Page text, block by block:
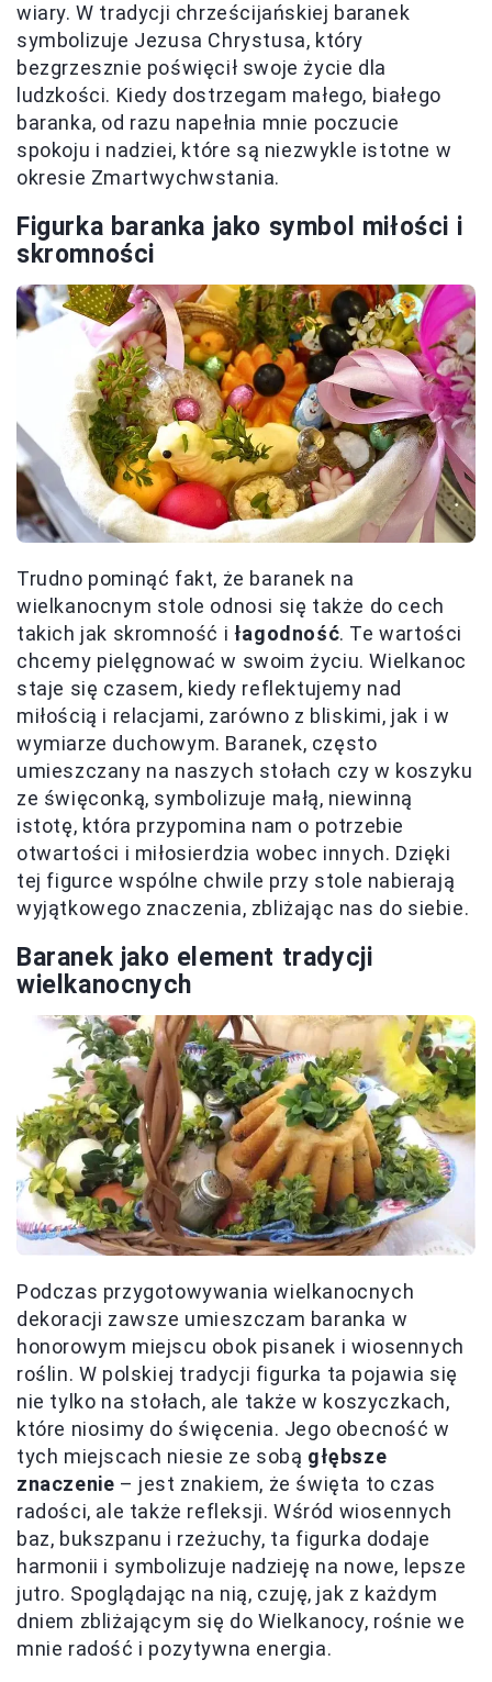
wiary. W tradycji chrześcijańskiej baranek
symbolizuje Jezusa Chrystusa, który
bezgrzesznie poświęcił swoje życie dla
ludzkości. Kiedy dostrzegam małego, białego
baranka, od razu napełnia mnie poczucie
spokoju i nadziei, które są niezwykle istotne w
okresie Zmartwychwstania.
Figurka baranka jako symbol miłości i
skromności
Trudno pominąć fakt, że baranek na
wielkanocnym stole odnosi się także do cech
takich jak skromność i łagodność. Te wartości
chcemy pielęgnować w swoim życiu. Wielkanoc
staje się czasem, kiedy reflektujemy nad
miłością i relacjami, zarówno z bliskimi, jak i w
wymiarze duchowym. Baranek, często
umieszczany na naszych stołach czy w koszyku
ze święconką, symbolizuje małą, niewinną
istotę, która przypomina nam o potrzebie
otwartości i miłosierdzia wobec innych. Dzięki
tej figurce wspólne chwile przy stole nabierają
wyjątkowego znaczenia, zbliżając nas do siebie.
Baranek jako element tradycji
wielkanocnych
Podczas przygotowywania wielkanocnych
dekoracji zawsze umieszczam baranka w
honorowym miejscu obok pisanek i wiosennych
roślin. W polskiej tradycji figurka ta pojawia się
nie tylko na stołach, ale także w koszyczkach,
które niosimy do święcenia. Jego obecność w
tych miejscach niesie ze sobą głębsze
znaczenie – jest znakiem, że święta to czas
radości, ale także refleksji. Wśród wiosennych
baz, bukszpanu i rzeżuchy, ta figurka dodaje
harmonii i symbolizuje nadzieję na nowe, lepsze
jutro. Spoglądając na nią, czuję, jak z każdym
dniem zbliżającym się do Wielkanocy, rośnie we
mnie radość i pozytywna energia.